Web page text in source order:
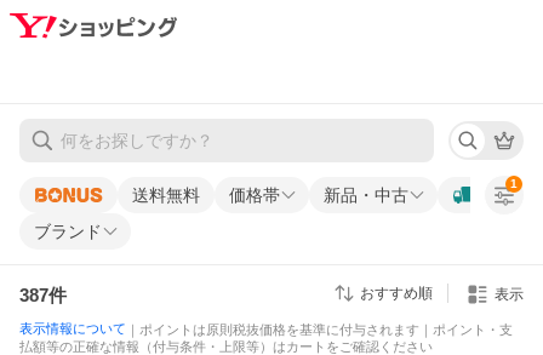
送料無料 価格帯
新品・中古
ブランド
1
387件 おすすめ順 表示
表示情報について ｜ポイントは原則税抜価格を基準に付与されます｜ポイント・支
払額等の正確な情報（付与条件・上限等）はカートをご確認ください